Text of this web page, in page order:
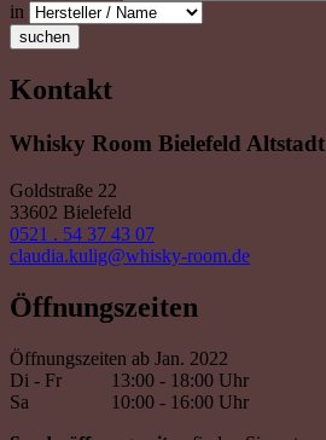
in
suchen
Kontakt
Whisky Room Bielefeld Altstadt
Goldstraße 22
33602 Bielefeld
0521 . 54 37 43 07
claudia.kulig@whisky-room.de
Öffnungszeiten
Öffnungszeiten ab Jan. 2022
Di - Fr
13:00 - 18:00 Uhr
Sa
10:00 - 16:00 Uhr